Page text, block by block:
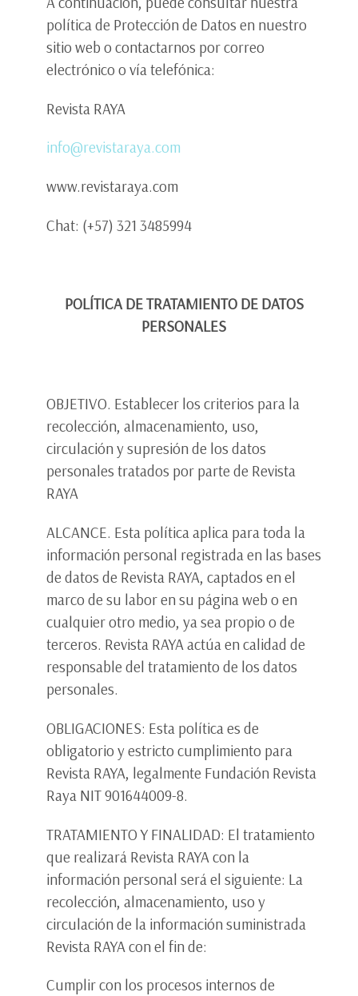
política de Protección de Datos en nuestro
sitio web o contactarnos por correo
electrónico o vía telefónica:
Revista RAYA
info@revistaraya.com
www.revistaraya.com
Chat: (+57) 321 3485994
POLÍTICA DE TRATAMIENTO DE DATOS
PERSONALES
OBJETIVO. Establecer los criterios para la
recolección, almacenamiento, uso,
circulación y supresión de los datos
personales tratados por parte de Revista
RAYA
ALCANCE. Esta política aplica para toda la
información personal registrada en las bases
de datos de Revista RAYA, captados en el
marco de su labor en su página web o en
cualquier otro medio, ya sea propio o de
terceros. Revista RAYA actúa en calidad de
responsable del tratamiento de los datos
personales.
OBLIGACIONES: Esta política es de
obligatorio y estricto cumplimiento para
Revista RAYA, legalmente Fundación Revista
Raya NIT 901644009-8.
TRATAMIENTO Y FINALIDAD: El tratamiento
que realizará Revista RAYA con la
información personal será el siguiente: La
recolección, almacenamiento, uso y
circulación de la información suministrada
Revista RAYA con el fin de:
Cumplir con los procesos internos de